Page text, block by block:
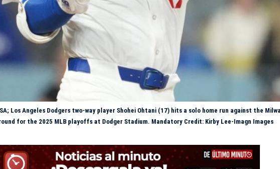
Los Angeles Dodgers two-way player Shohei Ohtani (17) hits a solo home run against the
for the 2025 MLB playoffs at Dodger Stadium. Mandatory Credit: Kirby Lee-Imagn Images